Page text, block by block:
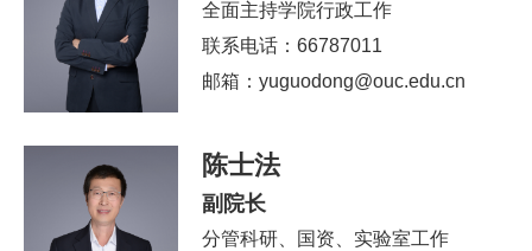
全面主持学院行政工作
联系电话：66787011
邮箱：yuguodong@ouc.edu.cn
陈士法
副院长
分管科研、国资、实验室工作